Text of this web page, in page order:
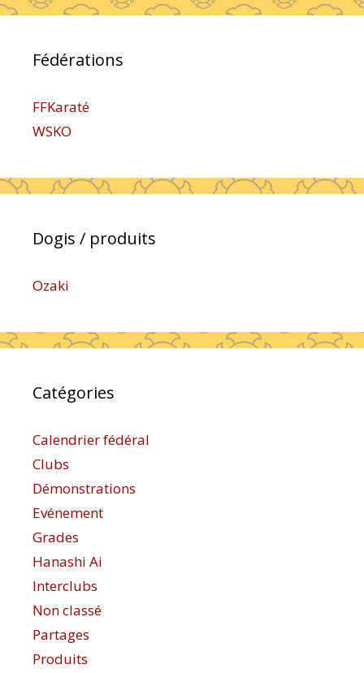
Fédérations
FFKaraté
WSKO
Dogis / produits
Ozaki
Catégories
Calendrier fédéral
Clubs
Démonstrations
Evénement
Grades
Hanashi Ai
Interclubs
Non classé
Partages
Produits